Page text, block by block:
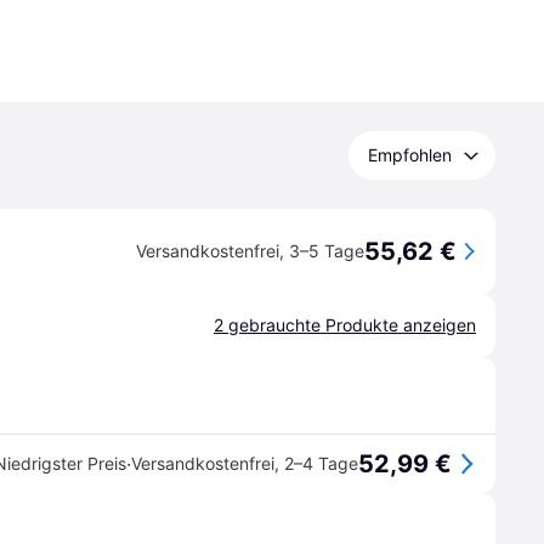
Empfohlen
Versandkostenfrei, 3–5 Tage55,62 €
2 gebrauchte Produkte anzeigen
Preis·Versandkostenfrei, 2–4 Tage52,99 €